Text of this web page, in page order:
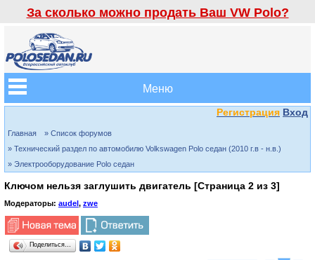
За сколько можно продать Ваш VW Polo?
Меню
Регистрация Вход
Главная
» Список форумов
» Технический раздел по автомобилю Volkswagen Polo седан (2010 г.в - н.в.)
» Электрооборудование Polo седан
Ключом нельзя заглушить двигатель [Страница 2 из 3]
Модераторы: audel, zwe
Поделиться…